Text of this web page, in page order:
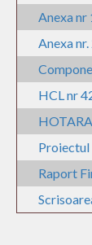
Anexa nr
Anexa
HCL nr
Proiectul
Raport